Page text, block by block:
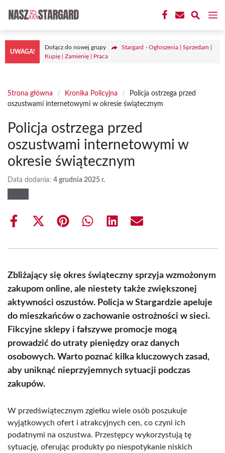
treści
UWAGA!
Dołącz do nowej grupy
Stargard - Ogłoszenia | Sprzedam |
Kupię | Zamienię | Praca
Strona główna / Kronika Policyjna /
Policja ostrzega przed
oszustwami internetowymi w okresie świątecznym
Policja ostrzega przed
oszustwami internetowymi w
okresie świątecznym
Data dodania: 4 grudnia 2025 r.
Share
Share
(Twitter)
Share Share Share Share
Zbliżający się okres świąteczny sprzyja wzmożonym
zakupom online, ale niestety także zwiększonej
aktywności oszustów. Policja w Stargardzie apeluje
do mieszkańców o zachowanie ostrożności w sieci.
Fikcyjne sklepy i fałszywe promocje mogą
prowadzić do utraty pieniędzy oraz danych
osobowych. Warto poznać kilka kluczowych zasad,
aby uniknąć nieprzyjemnych sytuacji podczas
zakupów.
W przedświątecznym zgiełku wiele osób poszukuje
wyjątkowych ofert i atrakcyjnych cen, co czyni ich
podatnymi na oszustwa. Przestępcy wykorzystują tę
sytuację, oferując produkty po niespotykanie niskich